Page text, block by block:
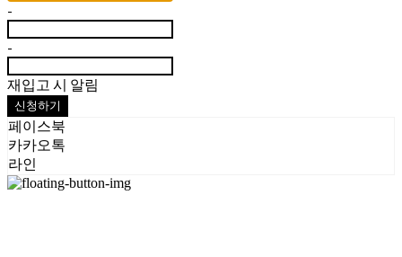
-
-
재입고 시 알림
신청하기
페이스북
카카오톡
라인